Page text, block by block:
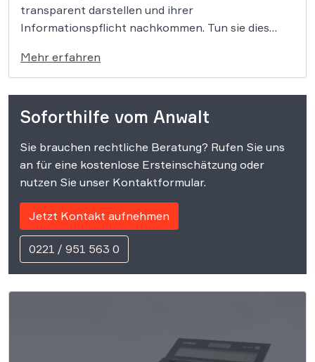
transparent darstellen und ihrer
Informationspflicht nachkommen. Tun sie dies
verlieren. Dies hat der EuGH entschieden. Banken
müssen bei Kreditverträgen mit Verbrauchern den
effektiven Jahreszins und darüber hinaus alle
Änderungen der Vertragsdurchführungen klar […]
Mehr erfahren
Soforthilfe vom Anwalt
Sie brauchen rechtliche Beratung? Rufen Sie uns
an für eine kostenlose Ersteinschätzung oder
nutzen Sie unser Kontaktformular.
Jetzt Kontakt aufnehmen
0221 / 951 563 0